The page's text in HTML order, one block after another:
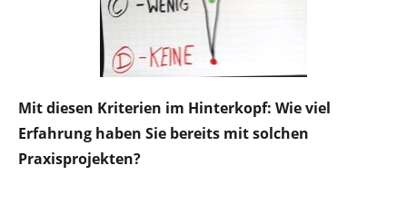
Mit diesen Kriterien im Hinterkopf: Wie viel
Erfahrung haben Sie bereits mit solchen
Praxisprojekten?